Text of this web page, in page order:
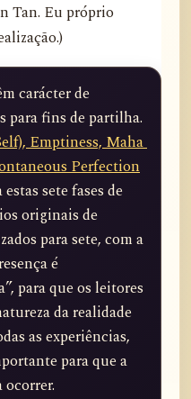
Tan. Eu próprio
carácter de
para fins de partilha.
Emptiness, Maha
Perfection
sete fases de
originais de
para sete, com a
é
para que os leitores
da realidade
as experiências,
para que a
ocorrer.